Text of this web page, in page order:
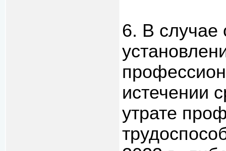
6. В случае
истечении
утрате